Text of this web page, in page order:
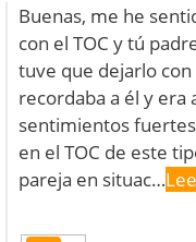
Buenas, me he
con el TOC y tú
tuve que dejarlo
recordaba a él y
sentimientos
en el TOC de este
pareja en situac…